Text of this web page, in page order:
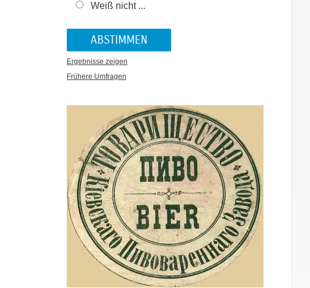
Weiß nicht ...
Ergebnisse zeigen
Frühere Umfragen